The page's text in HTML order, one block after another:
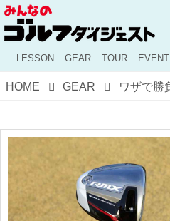
LESSON GEAR TOUR EVENT
HOME GEAR